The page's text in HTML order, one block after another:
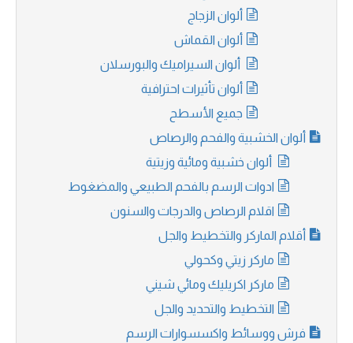
ألوان الزجاج
ألوان القماش
ألوان السيراميك والبورسلان
ألوان تأثيرات احترافية
جميع الأسطح
ألوان الخشبية والفحم والرصاص
ألوان خشبية ومائية وزيتية
ادوات الرسم بالفحم الطبيعي والمضغوط
اقلام الرصاص والدرجات والسنون
أقلام الماركر والتخطيط والجل
ماركر زيتي وكحولي
ماركر اكريليك ومائي شيني
التخطيط والتحديد والجل
فرش ووسائط واكسسوارات الرسم